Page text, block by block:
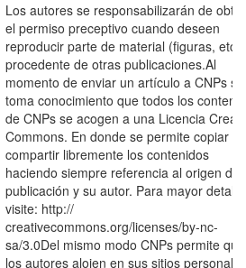
Los autores se responsabilizarán de
el permiso preceptivo cuando deseen
reproducir parte de material (figuras, etc.)
procedente de otras publicaciones.Al
momento de enviar un artículo a CNPs se
toma conocimiento que todos los
de CNPs se acogen a una Licencia
Commons. En donde se permite copiar y
compartir libremente los contenidos
haciendo siempre referencia al origen de
publicación y su autor. Para mayor detalle
visite: http://
creativecommons.org/licenses/by-nc-
sa/3.0Del mismo modo CNPs permite que
los autores alojen en sus sitios